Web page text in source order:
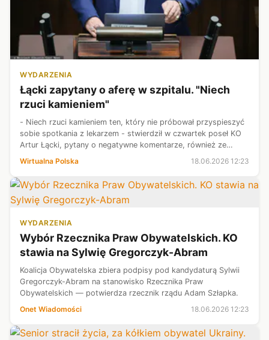
WYDARZENIA
Łącki zapytany o aferę w szpitalu. "Niech
rzuci kamieniem"
- Niech rzuci kamieniem ten, który nie próbował przyspieszyć
sobie spotkania z lekarzem - stwierdził w czwartek poseł KO
Artur Łącki, pytany o negatywne komentarze, również ze
strony członków koalicji rządzącej, po aferze w warszawskim
Wirtualna Polska 18.06.2026 12:23
WYDARZENIA
Wybór Rzecznika Praw Obywatelskich. KO
stawia na Sylwię Gregorczyk-Abram
Koalicja Obywatelska zbiera podpisy pod kandydaturą Sylwii
Gregorczyk-Abram na stanowisko Rzecznika Praw
Obywatelskich — potwierdza rzecznik rządu Adam Szłapka.
Onet Wiadomości
18.06.2026 12:23